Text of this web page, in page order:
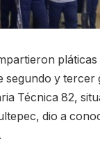
segundo y tercer
Técnica 82,
dio a